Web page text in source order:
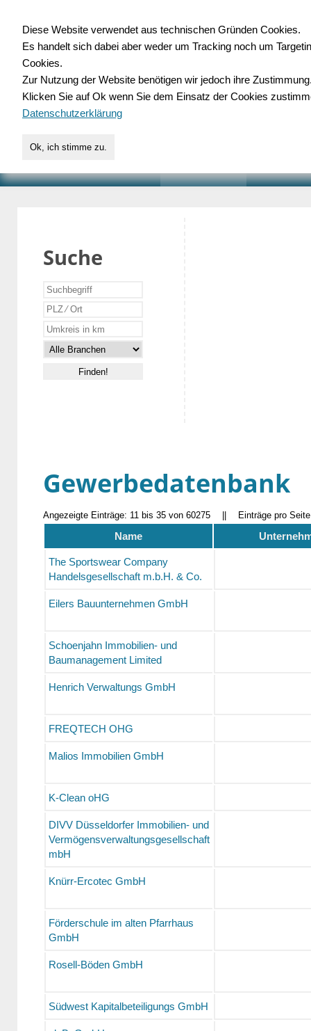
für Handwerk,
Suche
Gewerbedatenbank
Angezeigte Einträge: 11 bis 35 von 60275 Einträge pro
Name
The Sportswear Company
Handelsgesellschaft m.b.H. & Co.
Eilers Bauunternehmen GmbH
Schoenjahn Immobilien- und
Baumanagement Limited
Henrich Verwaltungs GmbH
FREQTECH OHG
Malios Immobilien GmbH
K-Clean oHG
DIVV Düsseldorfer Immobilien- und
Vermögensverwaltungsgesellschaft
mbH
Knürr-Ercotec GmbH
Förderschule im alten Pfarrhaus
GmbH
Rosell-Böden GmbH
Südwest Kapitalbeteiligungs GmbH
Diese Website verwendet aus technischen Gründen Cookies.
Es handelt sich dabei aber weder um Tracking noch um
Cookies.
Zur Nutzung der Website benötigen wir jedoch ihre
Klicken Sie auf Ok wenn Sie dem Einsatz der Cookies
Datenschutzerklärung
Ok, ich stimme zu.